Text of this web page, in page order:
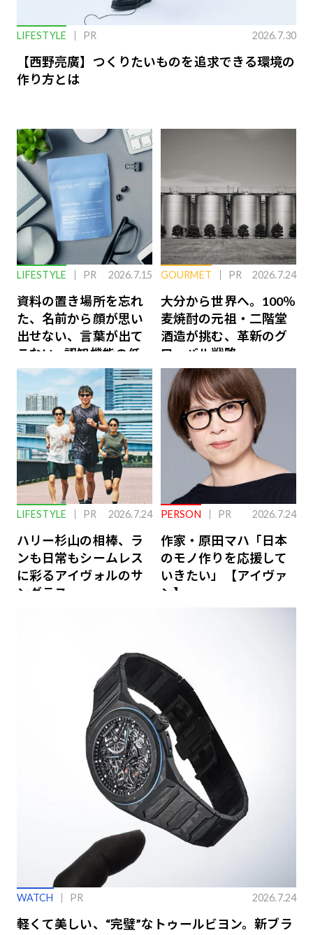
LIFESTYLE PR 2026.7.30
【西野亮廣】つくりたいものを追求できる環境の
作り方とは
LIFESTYLE PR 2026.7.15
資料の置き場所を忘れ
た、名前から顔が思い
出せない、言葉が出て
こない…認知機能の低
下を救う、脳のインナ
ーケアとは
GOURMET PR 2026.7.24
大分から世界へ。100％
麦焼酎の元祖・二階堂
酒造が挑む、革新のグ
ローバル戦略
LIFESTYLE PR 2026.7.24
ハリー杉山の相棒、ラ
ンも日常もシームレス
に彩るアイヴォルのサ
ングラス
PERSON PR 2026.7.24
作家・原田マハ「日本
のモノ作りを応援して
いきたい」【アイヴァ
ン】
WATCH PR 2026.7.24
軽くて美しい、“完璧”なトゥールビヨン。新ブラ